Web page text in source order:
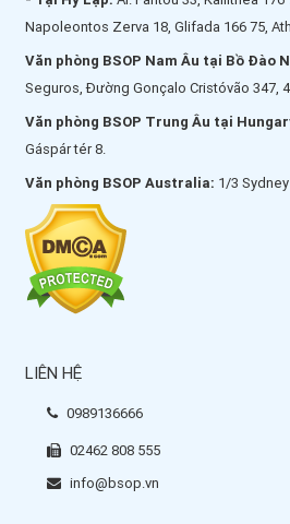
Napoleontos Zerva 18, Glifada 166 75,
Văn phòng BSOP Nam Âu tại Bồ Đào
Seguros, Đường Gonçalo Cristóvão 347,
Văn phòng BSOP Trung Âu tại
Gáspár tér 8.
Văn phòng BSOP Australia: 1/3
LIÊN HỆ
0989136666
02462 808 555
info@bsop.vn